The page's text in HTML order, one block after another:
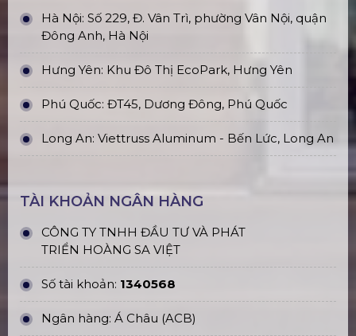
Hà Nội: Số 229, Đ. Vân Trì, phường Vân Nội, quận
Đông Anh, Hà Nội
Hưng Yên: Khu Đô Thị EcoPark, Hưng Yên
Phú Quốc: ĐT45, Dương Đông, Phú Quốc
Long An: Viettruss Aluminum - Bến Lức, Long An
TÀI KHOẢN NGÂN HÀNG
CÔNG TY TNHH ĐẦU TƯ VÀ PHÁT
TRIỂN HOÀNG SA VIỆT
Số tài khoản: 1340568
Ngân hàng: Á Châu (ACB)